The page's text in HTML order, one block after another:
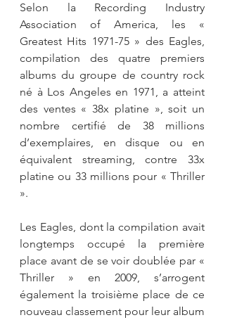
Selon la Recording Industry
Association of America, les «
Greatest Hits 1971-75 » des Eagles,
compilation des quatre premiers
albums du groupe de country rock
né à Los Angeles en 1971, a atteint
des ventes « 38x platine », soit un
nombre certifié de 38 millions
d’exemplaires, en disque ou en
équivalent streaming, contre 33x
platine ou 33 millions pour « Thriller
».
Les Eagles, dont la compilation avait
longtemps occupé la première
place avant de se voir doublée par «
Thriller » en 2009, s’arrogent
également la troisième place de ce
nouveau classement pour leur album